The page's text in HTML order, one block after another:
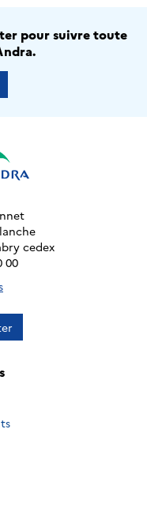
pour suivre toute
cedex
00